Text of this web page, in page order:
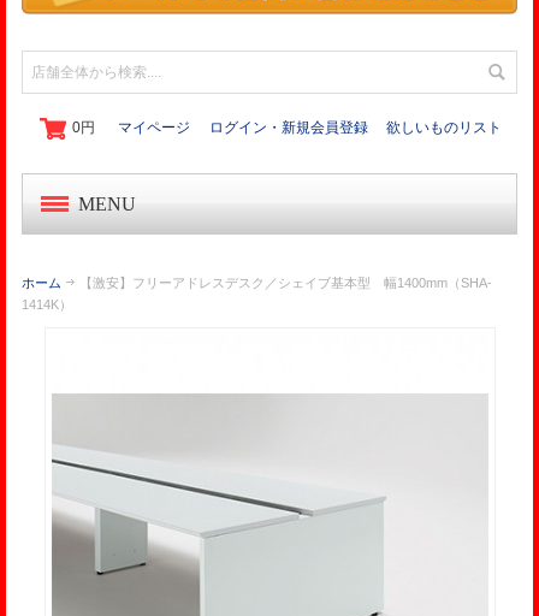
0円 マイページ ログイン・新規会員登録 欲しいものリスト
MENU
オフィス作り導入事例
ホーム
【激安】フリーアドレスデスク／シェイブ基本型 幅1400mm（SHA-
1414K）